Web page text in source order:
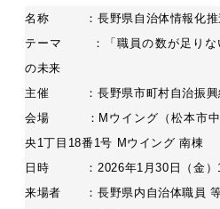
名称 ：長野県自治体情報化推
テーマ ：「職員の数が足りな
の未来
主催 ：長野県市町村自治振興
会場 ：Mウイング（松本市中
央1丁目18番1号 Mウイング 南棟
日時 ：2026年1月30日（金）
来場者 ：長野県内自治体職員